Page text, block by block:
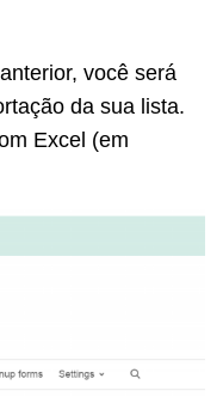
você será
da sua lista.
Excel (em